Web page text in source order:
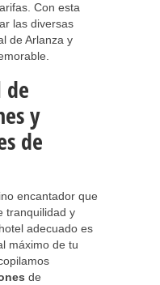
Con esta
las diversas
de Arlanza y
de
y
de
encantador que
tranquilidad y
adecuado es
máximo de tu
de